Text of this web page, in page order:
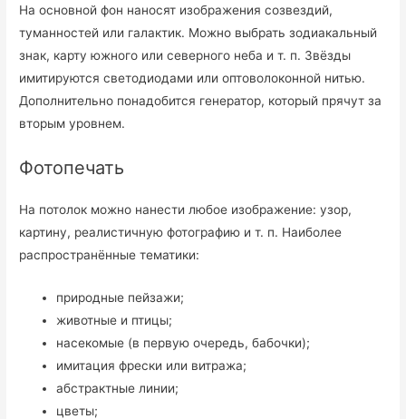
На основной фон наносят изображения созвездий,
туманностей или галактик. Можно выбрать зодиакальный
знак, карту южного или северного неба и т. п. Звёзды
имитируются светодиодами или оптоволоконной нитью.
Дополнительно понадобится генератор, который прячут за
вторым уровнем.
Фотопечать
На потолок можно нанести любое изображение: узор,
картину, реалистичную фотографию и т. п. Наиболее
распространённые тематики:
природные пейзажи;
животные и птицы;
насекомые (в первую очередь, бабочки);
имитация фрески или витража;
абстрактные линии;
цветы;